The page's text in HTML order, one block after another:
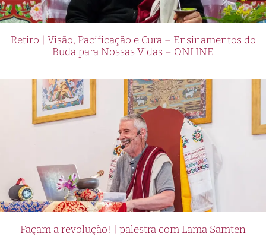
Retiro | Visão, Pacificação e Cura – Ensinamentos do
Buda para Nossas Vidas – ONLINE
Façam a revolução! | palestra com Lama Samten